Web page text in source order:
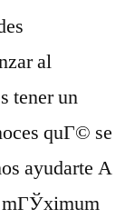
al
tener un
quГ© se
ayudarte A
mГЎximum